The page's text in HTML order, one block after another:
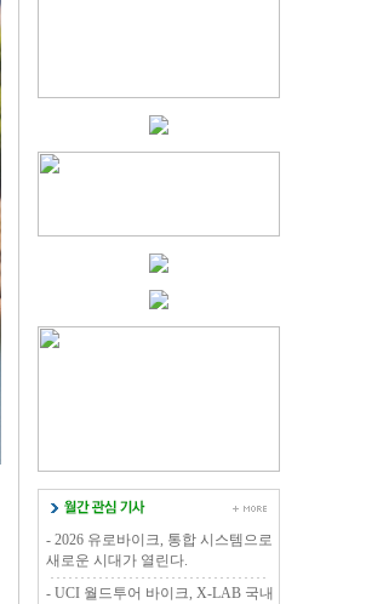
- 2026 유로바이크, 통합 시스템으로
새로운 시대가 열린다.
- UCI 월드투어 바이크, X-LAB 국내